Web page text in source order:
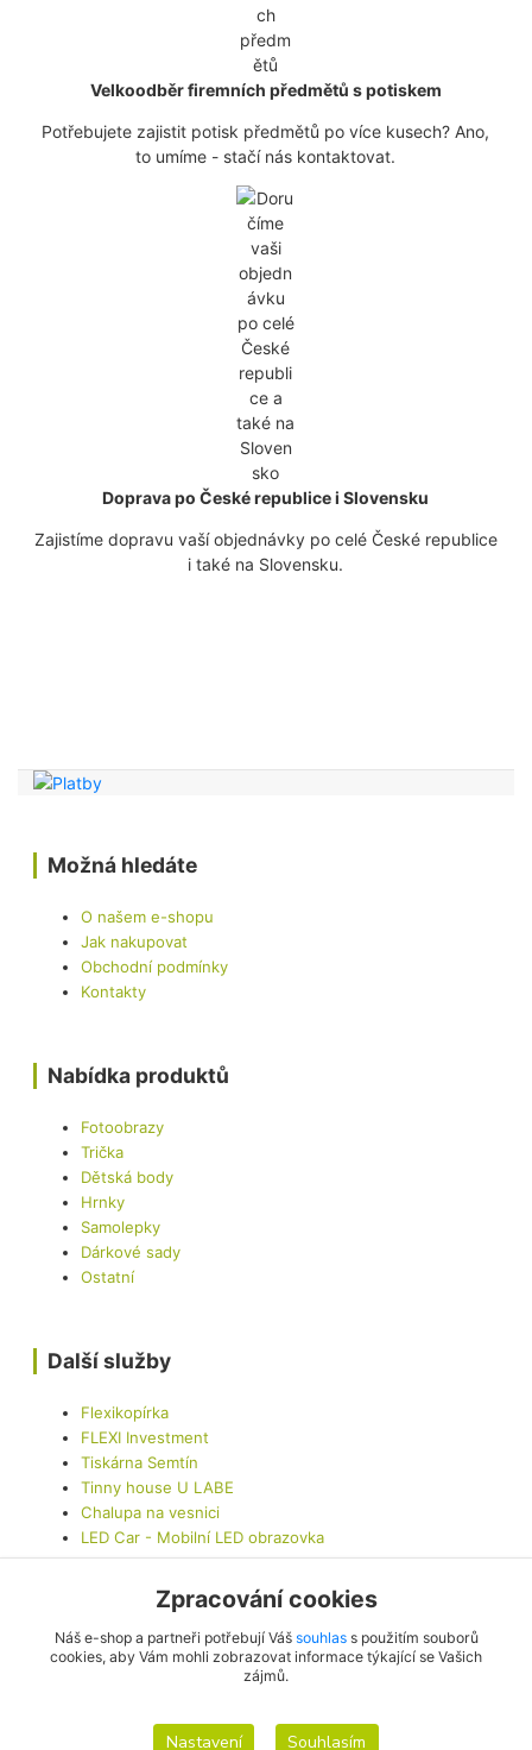
Velkoodběr firemních předmětů s potiskem
Potřebujete zajistit potisk předmětů po více kusech? Ano,
to umíme - stačí nás kontaktovat.
Doprava po České republice i Slovensku
Zajistíme dopravu vaší objednávky po celé České republice
i také na Slovensku.
Možná hledáte
O našem e-shopu
Jak nakupovat
Obchodní podmínky
Kontakty
Nabídka produktů
Fotoobrazy
Trička
Dětská body
Hrnky
Samolepky
Dárkové sady
Ostatní
Další služby
Flexikopírka
FLEXI Investment
Tiskárna Semtín
Tinny house U LABE
Chalupa na vesnici
LED Car - Mobilní LED obrazovka
Zpracování cookies
Náš e-shop a partneři potřebují Váš souhlass použitím souborů
cookies, aby Vám mohli zobrazovat informace týkající se Vašich
zájmů.
Nastavení Souhlasím